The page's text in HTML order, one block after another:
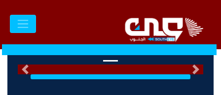
التالى السابق